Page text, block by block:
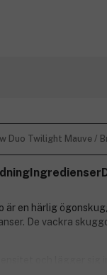
Duo Twilight Mauve /
Ingredienser
är en härlig
De vackra